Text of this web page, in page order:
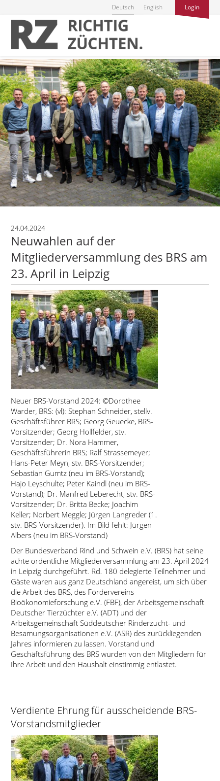
Deutsch English Login
24.04.2024
Neuwahlen auf der
Mitgliederversammlung des BRS am
23. April in Leipzig
Neuer BRS-Vorstand 2024: ©Dorothee
Warder, BRS: (vl): Stephan Schneider, stellv.
Geschäftsführer BRS; Georg Geuecke, BRS-
Vorsitzender; Georg Hollfelder, stv.
Vorsitzender; Dr. Nora Hammer,
Geschäftsführerin BRS; Ralf Strassemeyer;
Hans-Peter Meyn, stv. BRS-Vorsitzender;
Sebastian Gumtz (neu im BRS-Vorstand);
Hajo Leyschulte; Peter Kaindl (neu im BRS-
Vorstand); Dr. Manfred Leberecht, stv. BRS-
Vorsitzender; Dr. Britta Becke; Joachim
Keller; Norbert Meggle; Jürgen Langreder (1.
stv. BRS-Vorsitzender). Im Bild fehlt: Jürgen
Albers (neu im BRS-Vorstand)
Der Bundesverband Rind und Schwein e.V. (BRS) hat seine
achte ordentliche Mitgliederversammlung am 23. April 2024
in Leipzig durchgeführt. Rd. 180 delegierte Teilnehmer und
Gäste waren aus ganz Deutschland angereist, um sich über
die Arbeit des BRS, des Fördervereins
Bioökonomieforschung e.V. (FBF), der Arbeitsgemeinschaft
Deutscher Tierzüchter e.V. (ADT) und der
Arbeitsgemeinschaft Süddeutscher Rinderzucht- und
Besamungsorganisationen e.V. (ASR) des zurückliegenden
Jahres informieren zu lassen. Vorstand und
Geschäftsführung des BRS wurden von den Mitgliedern für
Ihre Arbeit und den Haushalt einstimmig entlastet.
Verdiente Ehrung für ausscheidende BRS-
Vorstandsmitglieder